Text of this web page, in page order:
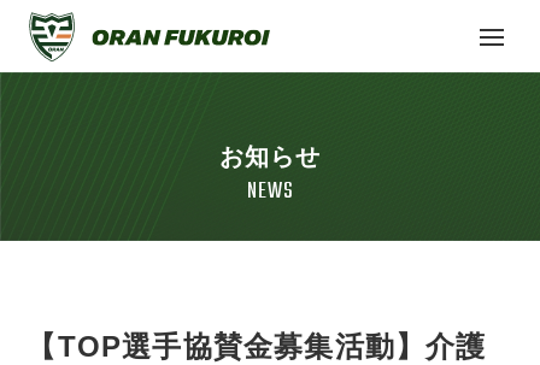
お知らせ
NEWS
【TOP選手協賛金募集活動】介護